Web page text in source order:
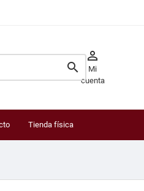


Mi
cuenta
Tienda física